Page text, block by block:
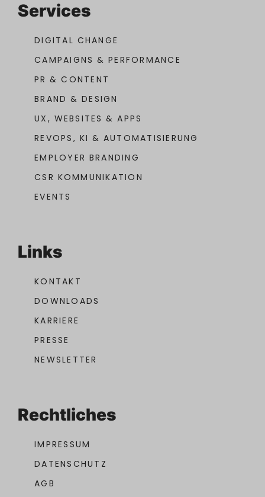
Services
DIGITAL CHANGE
CAMPAIGNS & PERFORMANCE
PR & CONTENT
BRAND & DESIGN
UX, WEBSITES & APPS
REVOPS, KI & AUTOMATISIERUNG
EMPLOYER BRANDING
CSR KOMMUNIKATION
EVENTS
Links
KONTAKT
DOWNLOADS
KARRIERE
PRESSE
NEWSLETTER
Rechtliches
IMPRESSUM
DATENSCHUTZ
AGB